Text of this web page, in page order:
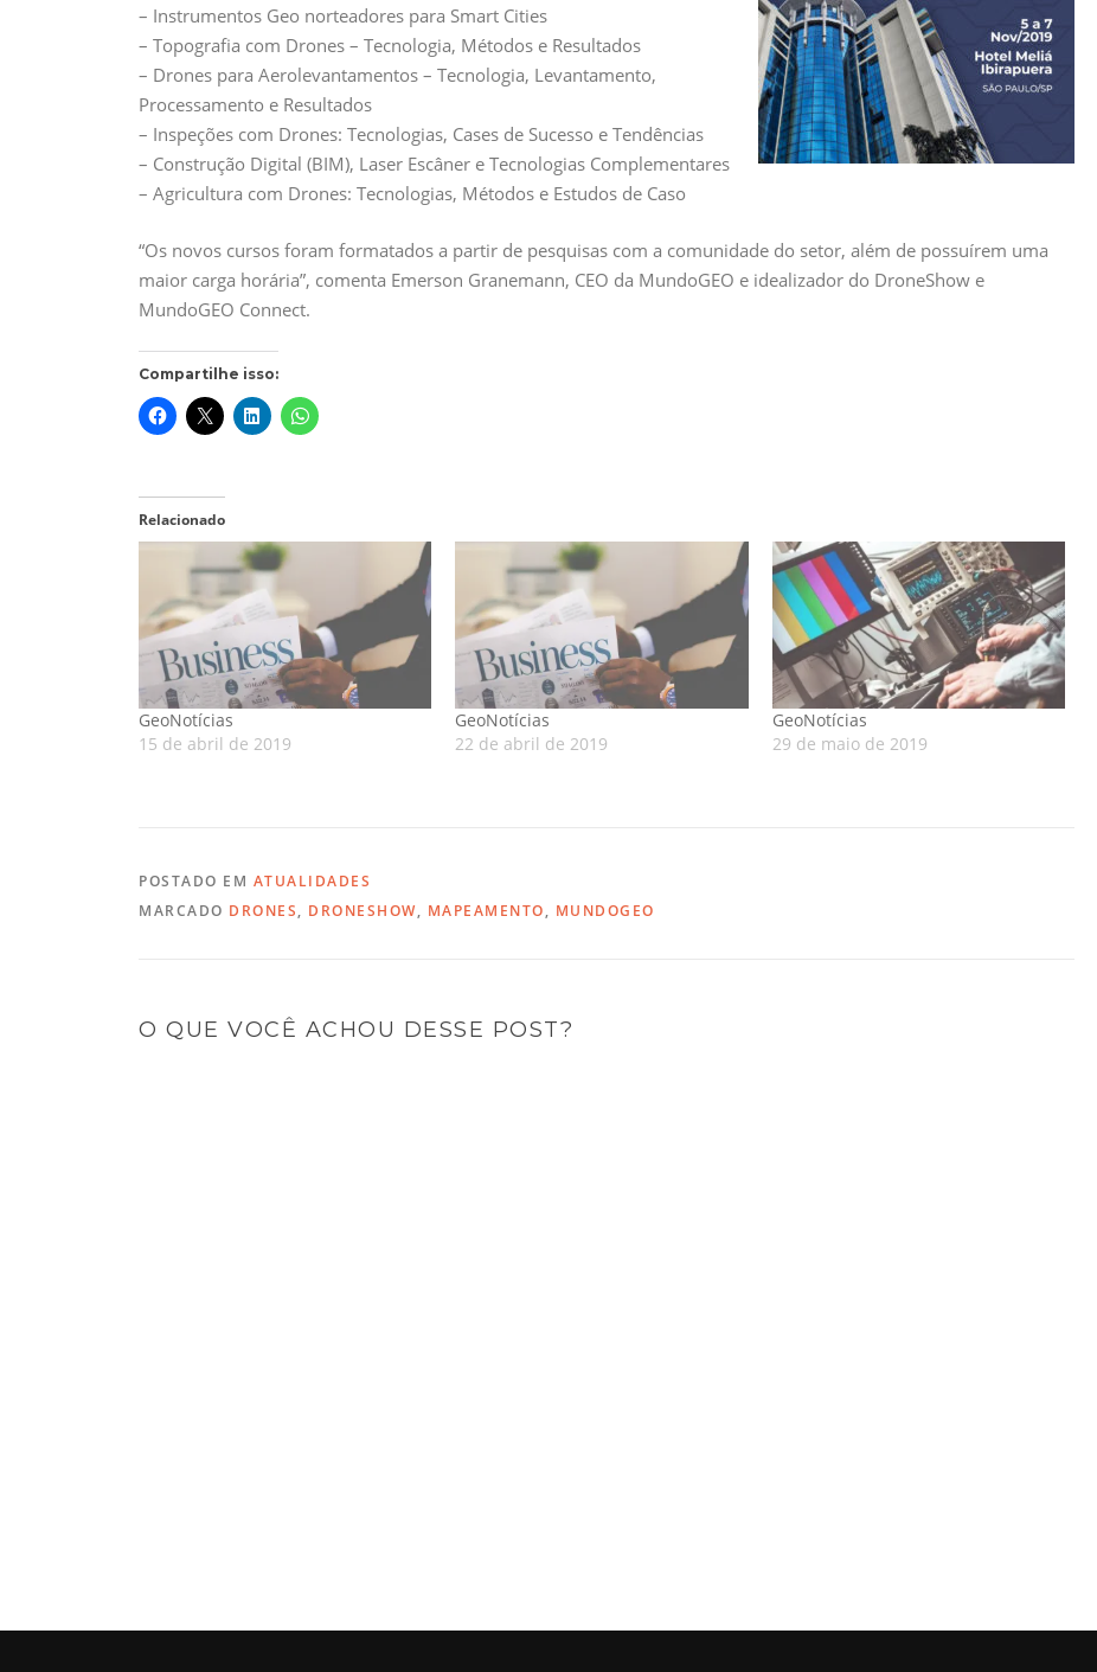
– Instrumentos Geo norteadores para Smart Cities
– Topografia com Drones – Tecnologia, Métodos e Resultados
– Drones para Aerolevantamentos – Tecnologia, Levantamento,
Processamento e Resultados
– Inspeções com Drones: Tecnologias, Cases de Sucesso e Tendências
– Construção Digital (BIM), Laser Escâner e Tecnologias Complementares
– Agricultura com Drones: Tecnologias, Métodos e Estudos de Caso
“Os novos cursos foram formatados a partir de pesquisas com a comunidade do setor, além de possuírem uma
maior carga horária”, comenta Emerson Granemann, CEO da MundoGEO e idealizador do DroneShow e
MundoGEO Connect.
Compartilhe isso:
Relacionado
GeoNotícias
15 de abril de 2019
GeoNotícias
22 de abril de 2019
GeoNotícias
29 de maio de 2019
POSTADO EM ATUALIDADES
MARCADO DRONES, DRONESHOW, MAPEAMENTO, MUNDOGEO
O QUE VOCÊ ACHOU DESSE POST?